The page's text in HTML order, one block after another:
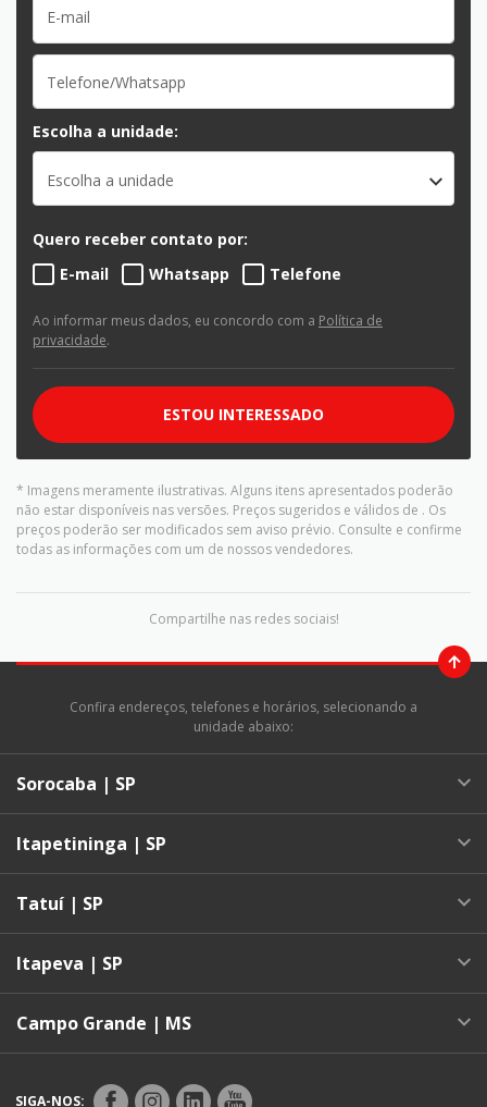
Escolha a unidade:
Escolha a unidade
Quero receber contato por:
E-mail
Whatsapp Telefone
Ao informar meus dados, eu concordo com a Política de
privacidade.
ESTOU INTERESSADO
* Imagens meramente ilustrativas. Alguns itens apresentados poderão
não estar disponíveis nas versões. Preços sugeridos e válidos de . Os
preços poderão ser modificados sem aviso prévio. Consulte e confirme
todas as informações com um de nossos vendedores.
Compartilhe nas redes sociais!
Confira endereços, telefones e horários, selecionando a
unidade abaixo:
Sorocaba | SP
Itapetininga | SP
Tatuí | SP
Itapeva | SP
Campo Grande | MS
SIGA-NOS: